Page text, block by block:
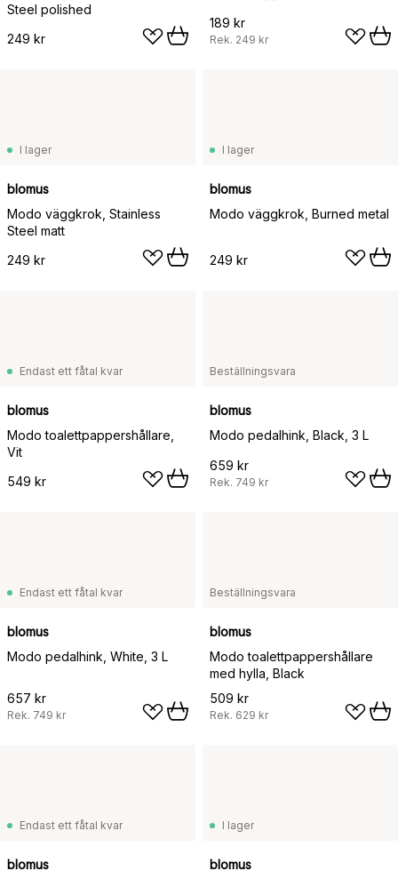
Steel polished
249 kr
189 kr
Rek. 249 kr
I lager
blomus
Modo väggkrok, Stainless
Steel matt
249 kr
I lager
blomus
Modo väggkrok, Burned metal
249 kr
Endast ett fåtal kvar
blomus
Modo toalettpappershållare,
Vit
549 kr
Beställningsvara
blomus
Modo pedalhink, Black, 3 L
659 kr
Rek. 749 kr
Endast ett fåtal kvar
blomus
Modo pedalhink, White, 3 L
657 kr
Rek. 749 kr
Beställningsvara
blomus
Modo toalettpappershållare
med hylla, Black
509 kr
Rek. 629 kr
Endast ett fåtal kvar
blomus
I lager
blomus